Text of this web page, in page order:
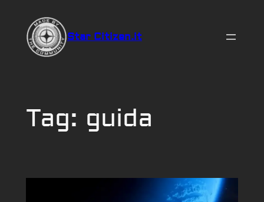
contenuto
Star Citizen.it
Tag: guida